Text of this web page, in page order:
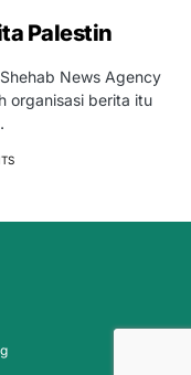
Palestin
News Agency
organisasi berita itu